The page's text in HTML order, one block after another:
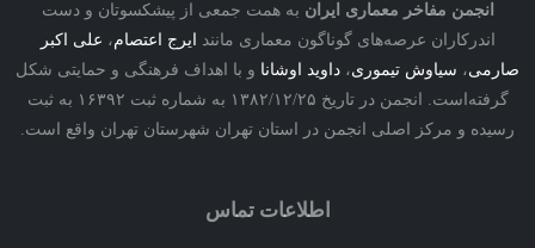
مفاخر معماری ایرانبه همت جمعی از پیشکسوتان و دست
عرصه‌های گوناگون معماری مانندایرج اعتصام،علی اکبر
،سیاوش تیموری،داوید اوشانا و با اهداف فرهنگی و حمایتی شکل
گرفته‌است. انجمن در تاریخ ۱۳۸۲/۱۲/۲۵ به شماره ثبت ۱۶۳۹۲ به ثبت
و مرکز اصلی انجمن در استان تهران شهرستان تهران واقع است.
اطلاعات تماس